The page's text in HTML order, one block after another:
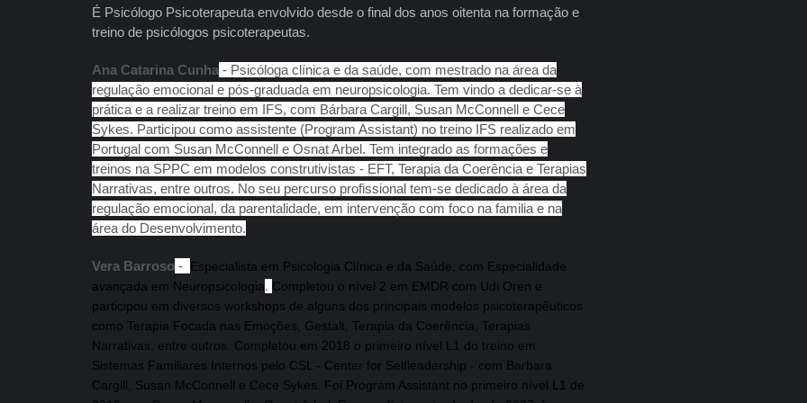
É Psicólogo Psicoterapeuta envolvido desde o final dos anos oitenta na formação e
treino de psicólogos psicoterapeutas.
Ana Catarina Cunha - Psicóloga clínica e da saúde, com mestrado na área da
regulação emocional e pós-graduada em neuropsicologia. Tem vindo a dedicar-se à
prática e a realizar treino em IFS, com Bárbara Cargill, Susan McConnell e Cece
Sykes. Participou como assistente (Program Assistant) no treino IFS realizado em
Portugal com Susan McConnell e Osnat Arbel. Tem integrado as formações e
treinos na SPPC em modelos construtivistas - EFT, Terapia da Coerência e Terapias
Narrativas, entre outros. No seu percurso profissional tem-se dedicado à área da
regulação emocional, da parentalidade, em intervenção com foco na familia e na
área do Desenvolvimento.
Vera Barroso - Especialista em Psicologia Clínica e da Saúde, com Especialidade
avançada em Neuropsicologia
Completou o nível 2 em EMDR com Udi Oren e
participou em diversos workshops de alguns dos principais modelos psicoterapêuticos
como Terapia Focada nas Emoções, Gestalt, Terapia da Coerência, Terapias
Narrativas, entre outros. Completou em 2018 o primeiro nível L1 do treino em
Sistemas Familiares Internos pelo CSL - Center for Selfleadership - com Barbara
Cargill, Susan McConnell e Cece Sykes. Foi Program Assistant no primeiro nível L1 de